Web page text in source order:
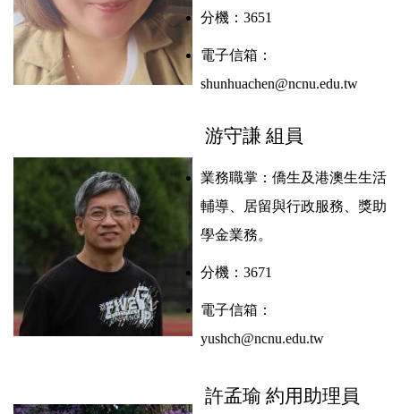
分機：3651
電子信箱：
shunhuachen@ncnu.edu.tw
游守謙 組員
業務職掌： 僑生及港澳生生活
輔導、居留與行政服務、獎助
學金業務。
分機：3671
電子信箱：
yushch@ncnu.edu.tw
許孟瑜 約用助理員